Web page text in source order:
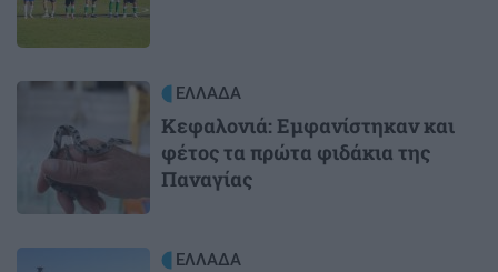
ΕΛΛΑΔΑ
Κεφαλονιά: Εμφανίστηκαν και
φέτος τα πρώτα φιδάκια της
Παναγίας
ΕΛΛΑΔΑ